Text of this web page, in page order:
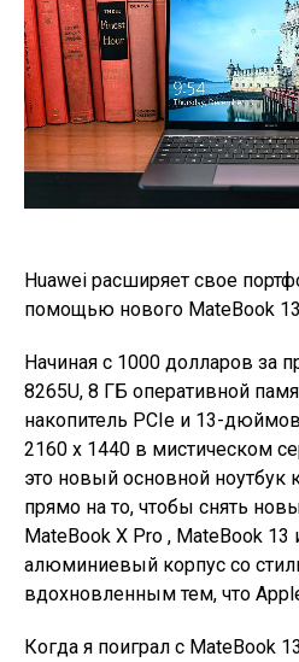
Huawei расширяет свое
помощью нового MateBook
Начиная с 1000 долларов за
8265U, 8 ГБ оперативной
накопитель PCIe и 13-
2160 x 1440 в мистическом
это новый основной
прямо на то, чтобы снять
MateBook X Pro , MateBook
алюминиевый корпус со
вдохновленным тем, что
Когда я поиграл с MateBook